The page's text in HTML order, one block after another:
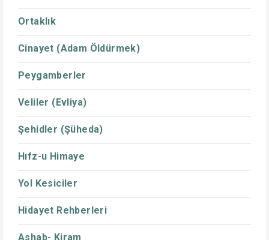
Ortaklık
Cinayet (Adam Öldürmek)
Peygamberler
Veliler (Evliya)
Şehidler (Şüheda)
Hıfz-u Himaye
Yol Kesiciler
Hidayet Rehberleri
Ashab- Kiram